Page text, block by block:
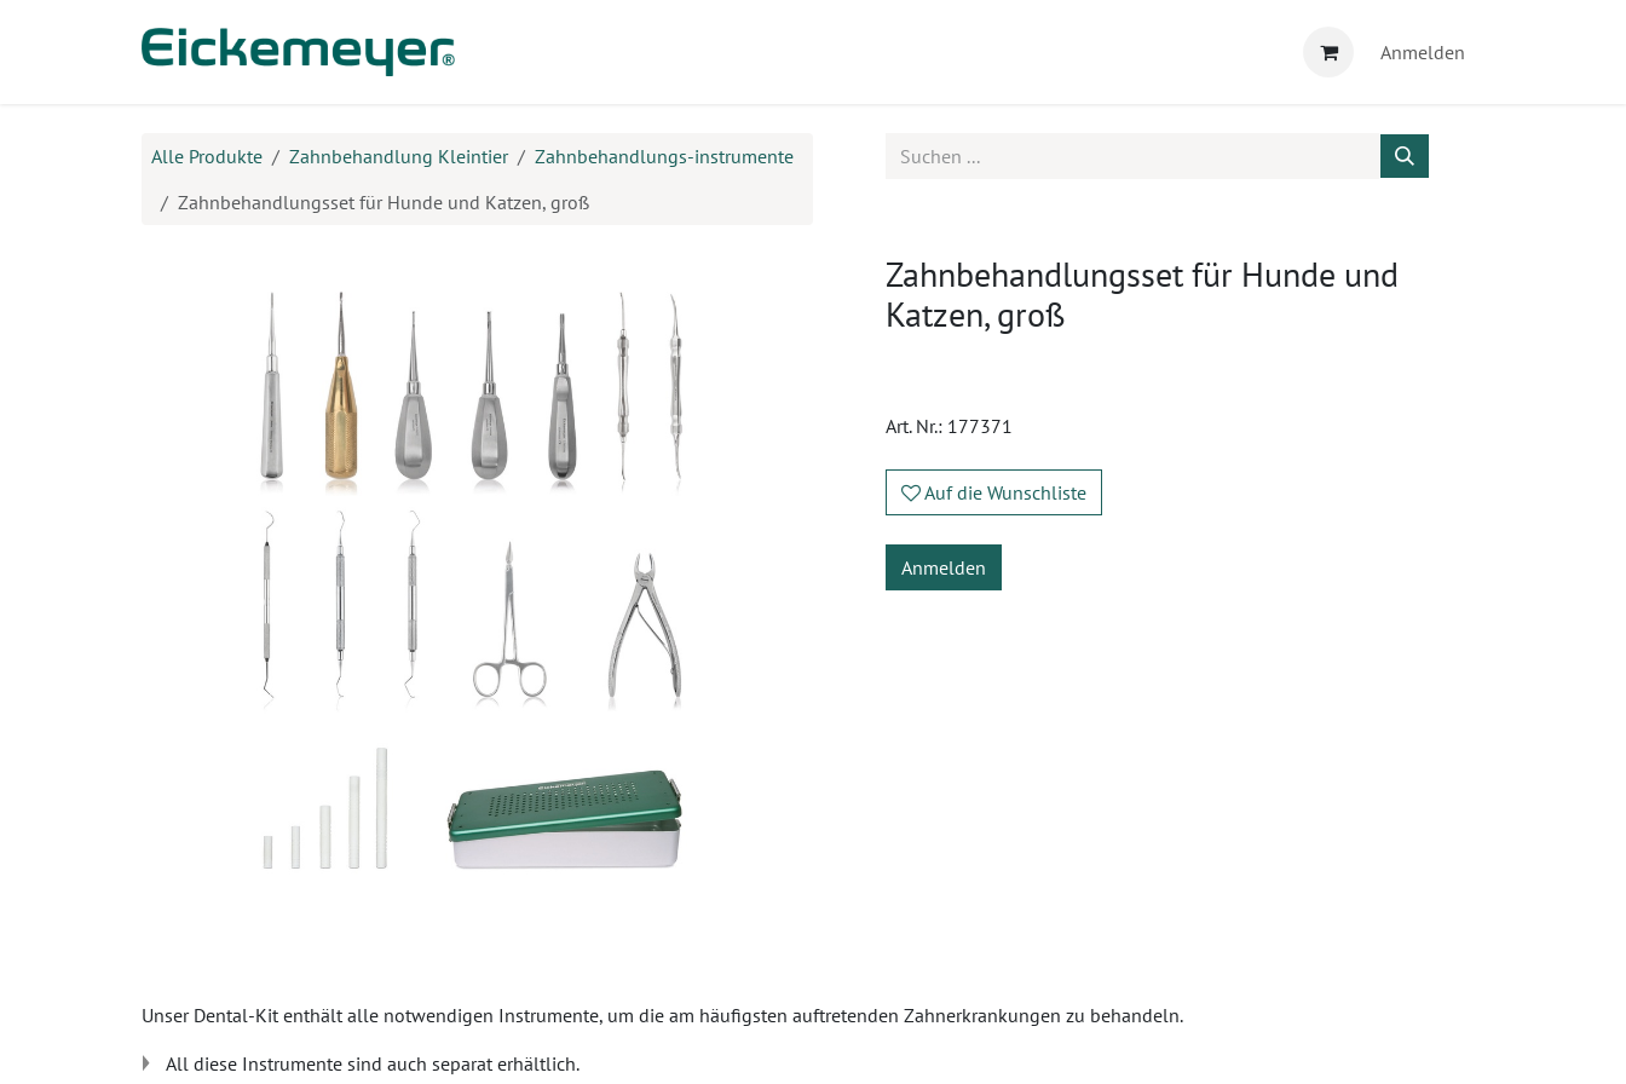
Anmelden
Alle Produkte Zahnbehandlung Kleintier
Zahnbehandlungs-instrumente
Zahnbehandlungsset für Hunde und Katzen, groß
Zahnbehandlungsset für Hunde und
Katzen, groß
Art. Nr.: 177371
Auf die Wunschliste
Anmelden
Unser Dental-Kit enthält alle notwendigen Instrumente, um die am häufigsten auftretenden Zahnerkrankungen zu behandeln.
All diese Instrumente sind auch separat erhältlich.